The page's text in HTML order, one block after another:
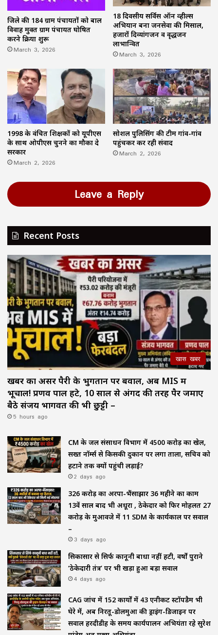
जिले की 184 ग्राम पंचायतों को बाल
विवाह मुक्त ग्राम पंचायत घोषित
करने प्रक्रिया शुरू
March 3, 2026
18 दिवसीय सर्विस ऑन व्हील्स
अभियान बना जनसेवा की मिसाल,
हजारों दिव्यांगजन व वृद्धजन
लाभान्वित
March 3, 2026
1998 के वंचित शिक्षकों को यूपीएस
के साथ ओपीएस चुनने का मौका दे
सरकार
March 2, 2026
सोशल पुलिसिंग की टीम गांव-गांव
पहुंचकर कर रही संवाद
March 2, 2026
Leave a Reply
Recent Posts
खास खबर
खबर का असर पैरी के भुगतान पर बवाल, अब MIS में
भूचाल! प्रणव पाल हटे, 10 साल से अंगद की तरह पैर जमाए
बैठे संजय भागवत की भी छुट्टी –
5 hours ago
CM के जल संसाधन विभाग में ₹4500 करोड़ का खेल,
सख्त नॉर्म्स से किसकी दुकान पर लगा ताला, सचिव को
हटाने तक क्यों पहुंची लड़ाई?
2 days ago
₹326 करोड़ का अरपा-भैंसाझार 36 महीने का काम
13वें साल बाद भी अधूरा , ठेकेदार को फिर मोहलत ₹27
करोड़ के मुआवजे में 11 SDM के कार्यकाल पर सवाल
–
3 days ago
सिकासार से सिर्फ कानूनी बाधा नहीं हटी, वर्षों पुराने
‘ठेकेदारी तंत्र’ पर भी खड़ा हुआ बड़ा सवाल
4 days ago
CAG जांच में 152 कार्यों में 43 एनीकट स्टॉपडैम भी
घेरे में, अब निरतू-डोलमुआ की ड्राइंग-डिजाइन पर
सवाल हरदीडीह के समय कार्यपालन अभियंता रहे सुरेश